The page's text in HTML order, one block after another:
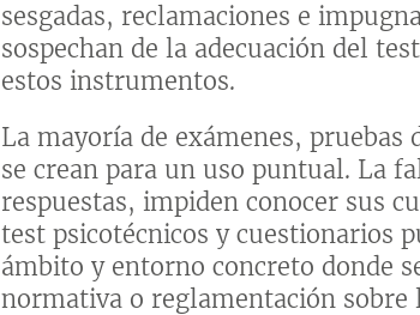
sesgadas, reclamaciones e
sospechan de la adecuación del
estos instrumentos.
La mayoría de exámenes, pruebas
se crean para un uso puntual. La
respuestas, impiden conocer sus
test psicotécnicos y cuestionarios
ámbito y entorno concreto donde
normativa o reglamentación